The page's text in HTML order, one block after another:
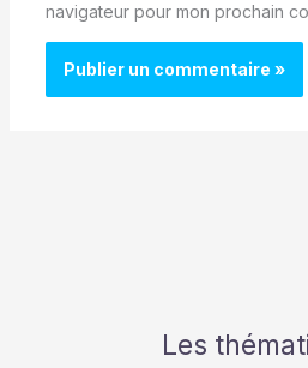
navigateur pour mon prochain
Les